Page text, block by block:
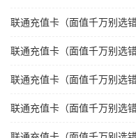
联通充值卡（面值千万别选
联通充值卡（面值千万别选
联通充值卡（面值千万别选
联通充值卡（面值千万别选